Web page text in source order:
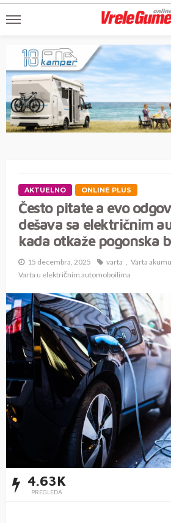
AKTUELNO ONLINE PLUS
Često pitate a evo
dešava sa električnim
kada otkaže pogonska
15 decembra, 2025 varta
Varta
Varta u električnim automoboilima
4.63K
PREGLEDA